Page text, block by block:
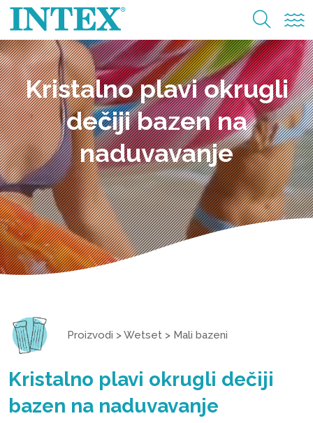
Kristalno plavi okrugli
dečiji bazen na
naduvavanje
Proizvodi >Wetset > Mali bazeni
Kristalno plavi okrugli dečiji
bazen na naduvavanje